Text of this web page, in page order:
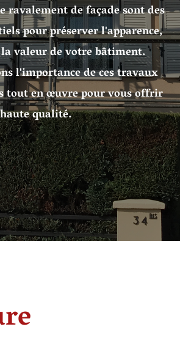
ravalement de façade sont des
pour préserver l'apparence,
valeur de votre bâtiment.
l'importance de ces travaux
tout en œuvre pour vous offrir
qualité.